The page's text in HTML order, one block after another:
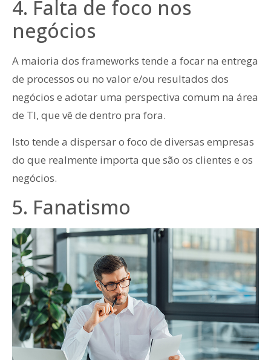
4. Falta de foco nos
negócios
A maioria dos frameworks tende a focar na entrega
de processos ou no valor e/ou resultados dos
negócios e adotar uma perspectiva comum na área
de TI, que vê de dentro pra fora.
Isto tende a dispersar o foco de diversas empresas
do que realmente importa que são os clientes e os
negócios.
5. Fanatismo